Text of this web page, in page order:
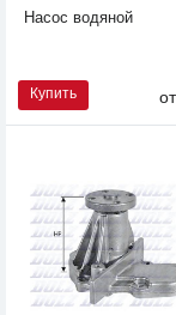
Насос водяной
Купить от